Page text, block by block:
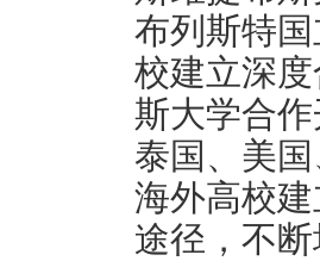
布列斯特
校建立深
斯大学合
泰国、美
海外高校
途径，不